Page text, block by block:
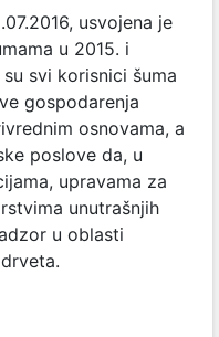
usvojena je
u 2015. i
svi korisnici šuma
gospodarenja
osnovama, a
poslove da, u
upravama za
unutrašnjih
u oblasti